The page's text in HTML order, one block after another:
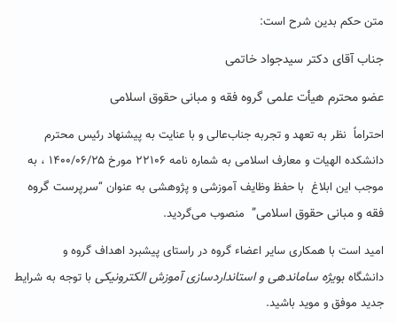
متن حکم بدین شرح است:
جناب آقای دکتر سیدجواد خاتمی
عضو محترم هیأت علمی گروه فقه و مبانی حقوق اسلامی
احتراماً نظر به تعهد و تجربه جناب‌عالی و با عنایت به پیشنهاد رئیس محترم
دانشکده الهیات و معارف اسلامی به شماره نامه ۲۲۱۰۶ مورخ ۱۴۰۰/۰۶/۲۵ ، به
موجب این ابلاغ با حفظ وظایف آموزشی و پژوهشی به عنوان “سرپرست گروه
فقه و مبانی حقوق اسلامی” منصوب می‌گردید.
امید است با همکاری سایر اعضاء گروه در راستای پیشبرد اهداف گروه و
دانشگاه بویژه ساماندهی و استانداردسازی آموزش الکترونیکی با توجه به شرایط
جدید موفق و موید باشید.